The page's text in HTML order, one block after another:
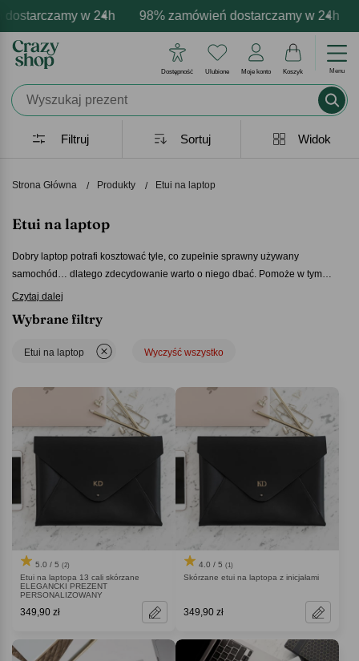
w 24h 98% zamówień dostarczamy w 24h
personalizacja produktów Profesjonalna i
emocje - zawsze udane prezenty Prezentujemy
Dostępność Ulubione Moje konto Koszyk Menu
Strona Główna Produkty Etui na laptop
Etui na laptop
Dobry laptop potrafi kosztować tyle, co zupełnie sprawny używany
samochód… dlatego zdecydowanie warto o niego dbać. Pomoże w tym
solidneetui na laptop
eleganckieetui na laptop
przykład dla osób, które dużo podróżują, prywatnie bądź zawodowo.
Pokrowiec na komputer na pewno im się przyda!
Czytaj dalej
Filtruj Widok
Sortuj
Wybrane filtry
Etui na laptop Wyczyść wszystko
5.0 / 5 (2)
Etui na laptopa 13 cali skórzane
ELEGANCKI PREZENT
PERSONALIZOWANY
349,90 zł
4.0 / 5 (1)
Skórzane etui na laptopa z inicjałami
349,90 zł